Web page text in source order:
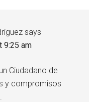
says
9:25 am
Ciudadano de
y compromisos